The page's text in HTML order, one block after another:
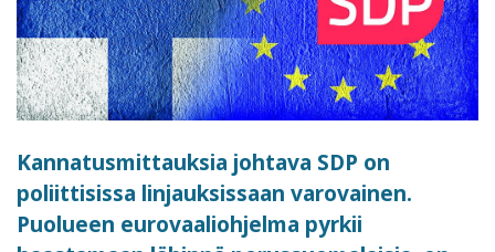
Kannatusmittauksia johtava SDP on
poliittisissa linjauksissaan varovainen.
Puolueen eurovaaliohjelma pyrkii